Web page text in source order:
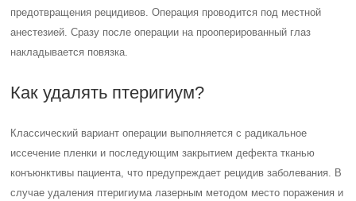
предотвращения рецидивов. Операция проводится под местной
анестезией. Сразу после операции на прооперированный глаз
накладывается повязка.
Как удалять птеригиум?
Классический вариант операции выполняется с радикальное
иссечение пленки и последующим закрытием дефекта тканью
конъюнктивы пациента, что предупреждает рецидив заболевания. В
случае удаления птеригиума лазерным методом место поражения и